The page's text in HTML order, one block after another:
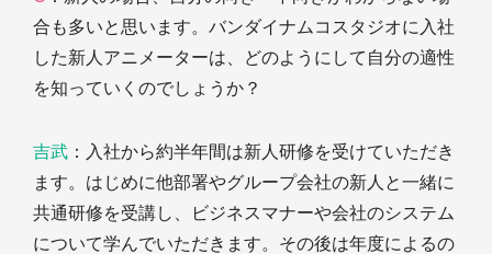
合も多いと思います。バンダイナムコスタジオに入社
した新人アニメーターは、どのようにして自分の適性
を知っていくのでしょうか？
吉武 ：入社から約半年間は新人研修を受けていただき
ます。はじめに他部署やグループ会社の新人と一緒に
共通研修を受講し、ビジネスマナーや会社のシステム
について学んでいただきます。その後は年度によるの